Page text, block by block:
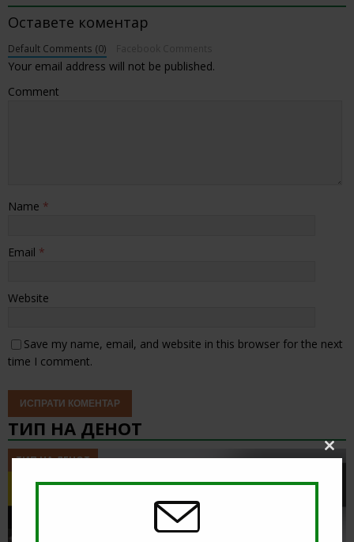
Оставете коментар
Default Comments (0)
Your email address will not be published.
Comment
Name *
Email *
Website
Save my name, email, and website in this browser for the next
time I comment.
ТИП НА ДЕНОТ
ТИП НА ДЕНОТ